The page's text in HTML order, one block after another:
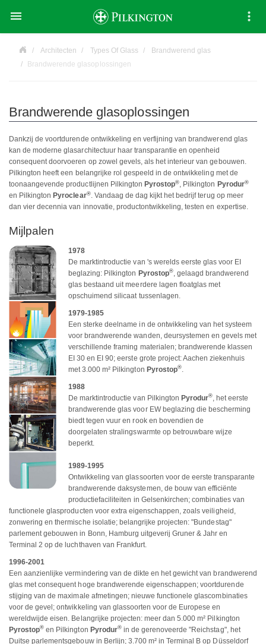

Architecten Types Of Glass
Brandwerend glas
Brandwerende glasoplossingen
Brandwerende glasoplossingen
Dankzij de voortdurende ontwikkeling en verfijning van brandwerend glas
kan de moderne glasarchitectuur haar transparantie en openheid
consequent doorvoeren op zowel gevels, als het interieur van gebouwen.
Pilkington heeft een belangrijke rol gespeeld in de ontwikkeling met de
toonaangevende productlijnen Pilkington Pyrostop®, Pilkington Pyrodur®
en Pilkington Pyroclear®. Vandaag de dag kijkt het bedrijf terug op meer
dan vier decennia van innovatie, productontwikkeling, testen en expertise.
Mijlpalen
1978
De marktintroductie van 's werelds eerste glas voor EI
beglazing: Pilkington Pyrostop®, gelaagd brandwerend
glas bestaand uit meerdere lagen floatglas met
opschuimend silicaat tussenlagen.
1979-1985
Een sterke deelname in de ontwikkeling van het systeem
voor brandwerende wanden, deursystemen en gevels met
verschillende framing materialen; brandwerende klassen
EI 30 en EI 90; eerste grote project: Aachen ziekenhuis
met 3.000 m² Pilkington Pyrostop®.
1988
De marktintroductie van Pilkington Pyrodur®, het eerste
brandwerende glas voor EW beglazing die bescherming
biedt tegen vuur en rook en bovendien de
doorgelaten stralingswarmte op betrouwbare wijze
beperkt.
1989-1995
Ontwikkeling van glassoorten voor de eerste transparante
brandwerende daksystemen, de bouw van efficiënte
productiefaciliteiten in Gelsenkirchen; combinaties van
functionele glasproducten voor extra eigenschappen, zoals veiligheid,
zonwering en thermische isolatie; belangrijke projecten: "Bundestag"
parlement gebouwen in Bonn, Hamburg uitgeverij Gruner & Jahr en
Terminal 2 op de luchthaven van Frankfurt.
1996-2001
Een aanzienlijke vermindering van de dikte en het gewicht van brandwerend
glas met consequent hoge brandwerende eigenschappen; voortdurende
stijging van de maximale afmetingen; nieuwe functionele glascombinaties
voor de gevel; ontwikkeling van glassoorten voor de Europese en
wereldwijde eisen. Belangrijke projecten: meer dan 5.000 m² Pilkington
Pyrostop® en Pilkington Pyrodur®in de gerenoveerde "Reichstag", het
Duitse parlementsgebouw in Berlijn; 3.700 m² in Terminal B op Düsseldorf